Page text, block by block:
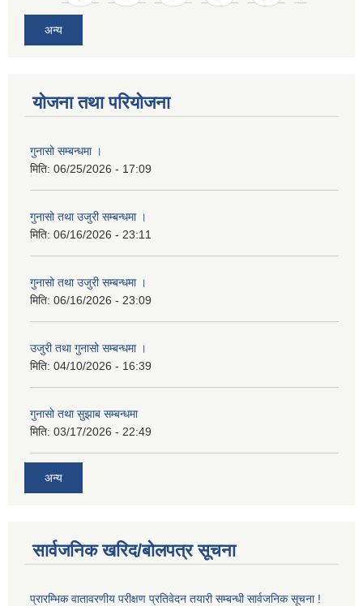
अन्य
योजना तथा परियोजना
गुनासो सम्बन्धमा ।
मिति: 06/25/2026 - 17:09
गुनासो तथा उजुरी सम्बन्धमा ।
मिति: 06/16/2026 - 23:11
गुनासो तथा उजुरी सम्बन्धमा ।
मिति: 06/16/2026 - 23:09
उजुरी तथा गुनासो सम्बन्धमा ।
मिति: 04/10/2026 - 16:39
गुनासो तथा सुझाब सम्बन्धमा
मिति: 03/17/2026 - 22:49
अन्य
सार्वजनिक खरिद/बोलपत्र सूचना
प्रारम्भिक वातावरणीय परीक्षण प्रतिवेदन तयारी सम्बन्धी सार्वजनिक सूचना !